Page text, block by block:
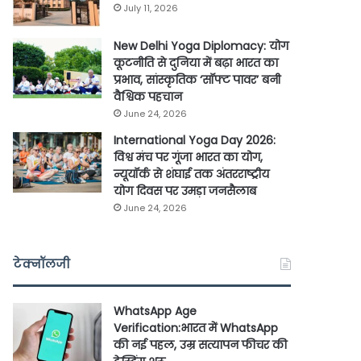
July 11, 2026
New Delhi Yoga Diplomacy: योग
कूटनीति से दुनिया में बढ़ा भारत का
प्रभाव, सांस्कृतिक ‘सॉफ्ट पावर’ बनी
वैश्विक पहचान
June 24, 2026
International Yoga Day 2026:
विश्व मंच पर गूंजा भारत का योग,
न्यूयॉर्क से शंघाई तक अंतरराष्ट्रीय
योग दिवस पर उमड़ा जनसैलाब
June 24, 2026
टेक्नॉलजी
WhatsApp Age
Verification:भारत में WhatsApp
की नई पहल, उम्र सत्यापन फीचर की